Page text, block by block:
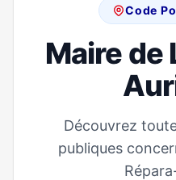
Code
Maire de
Découvrez
publiques